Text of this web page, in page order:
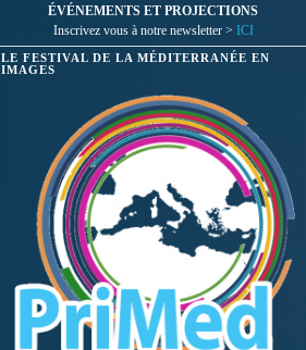
ÉVÉNEMENTS ET PROJECTIONS
Inscrivez vous à notre newsletter > ICI
LE FESTIVAL DE LA MÉDITERRANÉE EN
IMAGES